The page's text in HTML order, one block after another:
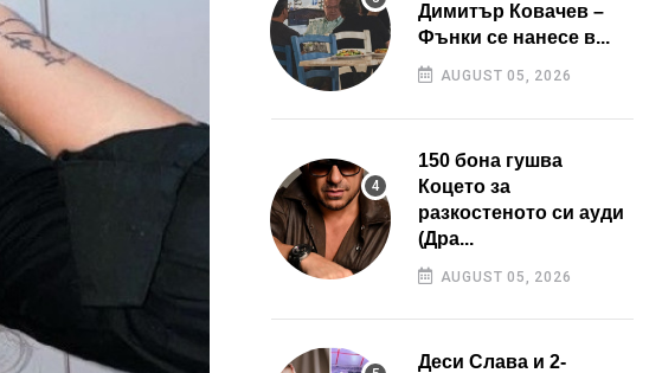
Димитър Ковачев –
Фънки се нанесе в...
AUGUST 05, 2026
150 бона гушва
Коцето за
разкостеното си ауди
(Дра...
AUGUST 05, 2026
Деси Слава и 2-